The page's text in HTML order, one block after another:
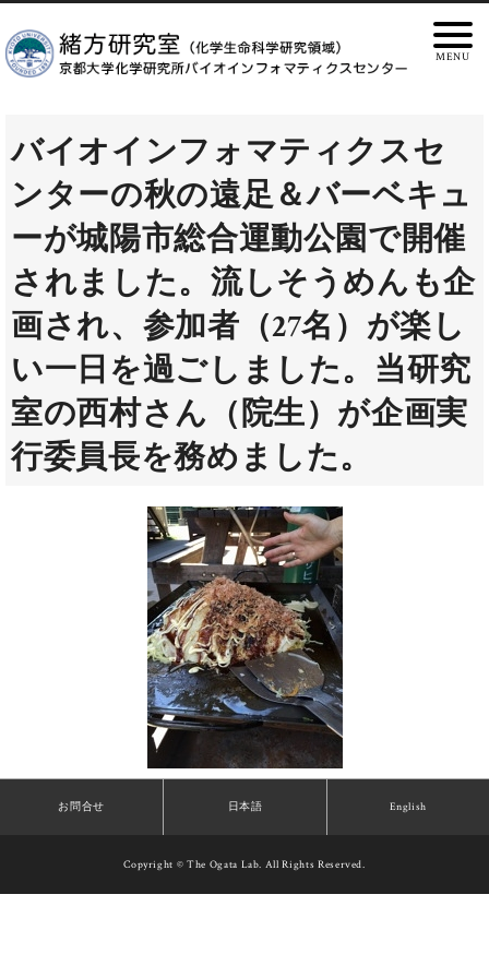
バイオインフォマティクスセ
ンターの秋の遠足＆バーベキュ
ーが城陽市総合運動公園で開催
されました。流しそうめんも企
画され、参加者（27名）が楽し
い一日を過ごしました。当研究
室の西村さん（院生）が企画実
行委員長を務めました。
お問合せ 日本語 English
Copyright © The Ogata Lab. All Rights Reserved.